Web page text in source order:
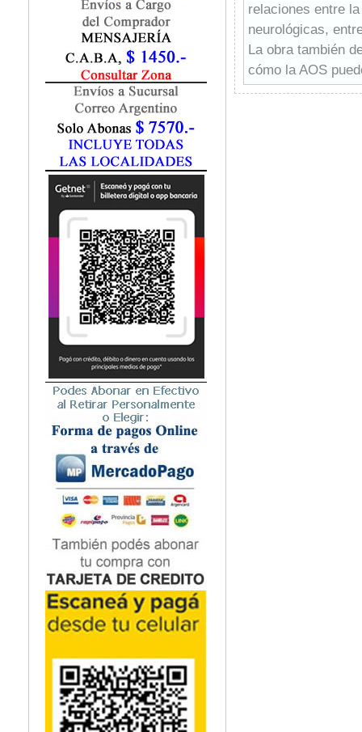
Fisiatría / Kinesiología
Fisiología / Fisiopatología
Fonoaudiología
Gastroenterología
Geriatría
Ginecología / Obstetricia
Hematología
Histología
Homeopatía
Infectología
Inmunología
Instrumentación Quirurgica
Medicina del Deporte / Rehabilitación
Medicina Emergencias / Urgencias
Medicina Forense / Legal
Medicina General
Medicina Interna
Microbiología
Nefrología
Neonatología / Pediatría
Neumología
Neuroanatomía / Neurociencia
Neurocirugía
Neurología
Nutrición
Odontología
Oftalmología
Oncología / Cuidados Paliativos
Ortopedía / Traumatología
Osteopatía
Otorrinolaringología
Podología
Psicología
Psiquiatría
Química
relaciones entre
neurológicas,
La obra también
cómo la AOS
oftalmología, la